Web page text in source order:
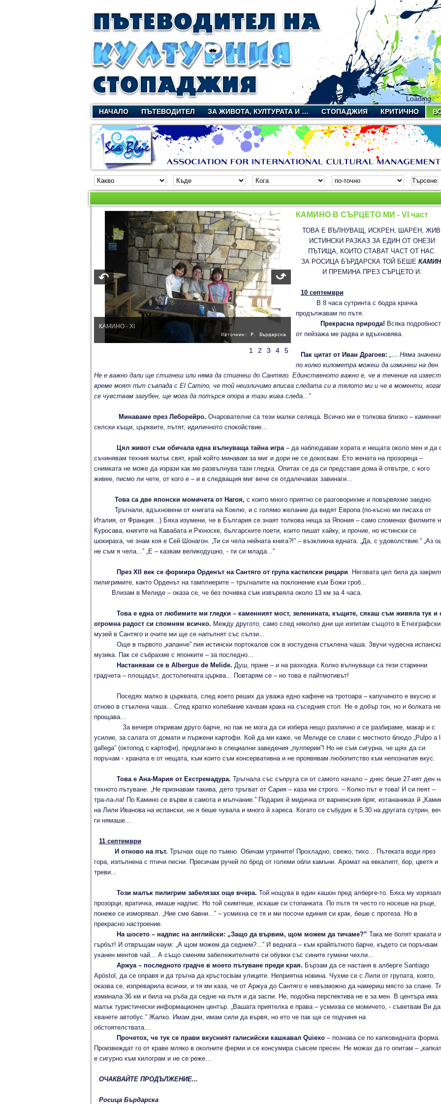
Loading
НАЧАЛО
ПЪТЕВОДИТЕЛ ЗА ЖИВОТА, КУЛТУРАТА И … СТОПАДЖИЯ КРИТИЧНО
КАМИНО - XI
Източник: Р. Бърдарска
1 2 3 4 5
КАМИНО В СЪРЦЕТО МИ - VI част
ТОВА Е ВЪЛНУВАЩ, ИСКРЕН, ШАРЕН, ЖИВ
ИСТИНСКИ РАЗКАЗ ЗА ЕДИН ОТ ОНЕЗИ
ПЪТИЩА, КОИТО СТАВАТ ЧАСТ ОТ НАС.
ЗА РОСИЦА БЪРДАРСКА ТОЙ БЕШЕ
И ПРЕМИНА ПРЕЗ СЪРЦЕТО И.
10 септември
В 8 часа сутринта с бодра крачка
продължавам по пътя.
Прекрасна природа! Всяка подробност
от пейзажа ме радва и вдъхновява.
Пак цитат от Иван Драгоев: „… Няма
по колко километра можеш да изминеш на ден.
Не е важно дали ще стигнеш или няма да стигнеш до Сантяго. Единственото важно е, че в течение на
време моят път съвпада с El Camino, че той неизличимо вписва следата си в тялото ми и че в моменти,
се чувствам загубен, ще мога да потърся опора в тази жива следа...”
Минаваме през Леборейро. Очарователни са тези малки селища. Всичко ми е толкова близко –
селски къщи, църквите, пътят, идиличното спокойствие...
Цял живот съм обичала една вълнуваща тайна игра– да наблюдавам хората и нещата около мен и да
съчинявам техния малък свят, край който минавам за миг и дори не се докосвам. Ето жената на прозореца –
снимката не може да изрази как ме развълнува тази гледка. Опитах се да си представя дома й отвътре, с кого
живее, писмо ли чете, от кого е – и в следващия миг вече се отдалечавах завинаги...
Това са две японски момичета от Нагоя, с които много приятно се разговорихме и повървяхме заедно.
Тръгнали, вдъхновени от книгата на Коелю, и с голямо желание да видят Европа (по-късно ми писаха от
Италия, от Франция...) Бяха изумени, че в България се знаят толкова неща за Япония – само споменах филмите
Куросава, книгите на Кавабата и Рюноске, българските поети, които пишат хайку, и прочие, но истински се
шокираха, че знам коя е Сей Шонагон. „Ти си чела нейната книга?!” – възкликна едната. „Да, с удоволствие.” „Аз
не съм я чела...” „Е – казвам великодушно, - ти си млада...”
През ХІІ век се формира Орденът на Сантяго от група кастилски рицари. Неговата цел била да
пилигримите, както Орденът на тамплиерите – тръгналите на поклонение към Божи гроб...
Влизам в Мелиде – оказа се, че без почивка съм извървяла около 13 км за 4 часа.
Това е една от любимите ми гледки – каменният мост, зеленината, къщите, сякаш съм живяла тук и
огромна радост си спомням всичко. Между другото, само след няколко дни ще изпитам същото в
музей в Сантяго и очите ми ще се напълнят със сълзи...
Още в първото „капанче” пия истински портокалов сок в изстудена стъклена чаша. Звучи чудесна
музика. Пак се събрахме с японките – за последно...
Настанявам се в Albergue de Melide. Душ, пране – и на разходка. Колко вълнуващи са тези старинни
градчета – площадът, достолепната църква... Повтарям се – но това е лайтмотивът!
Поседях малко в църквата, след което реших да уважа едно кафене на тротоара – капучиното е вкусно и
отново в стъклена чаша... След кратко колебание качвам крака на съседния стол. Не е добър тон, но и болката не
прощава...
За вечеря откривам друго барче, но пак не мога да си избера нещо различно и се разбираме, макар и с
усилие, за салата от домати и пържени картофи. Кой да ми каже, че Мелиде се слави с местното блюдо „Pulpo a
gallega” (октопод с картофи), предлагано в специални заведения „пулперии”! Но не съм сигурна, че щях да си
поръчам - храната е от нещата, към които съм консервативна и не проявявам любопитство към непознатия вкус.
Това е Ана-Мария от Екстремадура. Тръгнала със съпруга си от самото начало – днес беше 27-ият ден
тяхното пътуване. „Не признавам такива, дето тръгват от Сария – каза ми строго. – Колко път е това! И си пеят –
тра-ла-ла! По Камино се върви в самота и мълчание.” Подарих й мидичка от варненския бряг, изтананиках й
на Лили Иванова на испански, не я беше чувала и много й хареса. Когато се събудих в 5.30 на другата сутрин,
ги нямаше...
11 септември
И отново на път. Тръгнах още по тъмно. Обичам утрините! Прохладно, свежо, тихо... Пътеката води през
гора, изпълнена с птичи песни. Пресичам ручей по брод от големи обли камъни. Аромат на евкалипт, бор, цветя и
треви...
Този малък пилигрим забелязах още вчера. Той нощува в един кашон пред алберге-то. Бяха му
прозорци, вратичка, имаше надпис. Но той скимтеше, искаше си стопанката. По пътя тя често го носеше на ръце,
понеже се изморявал. „Ние сме бавни...” – усмихна се тя и ми посочи единия си крак, беше с протеза. Но в
прекрасно настроение.
На шосето – надпис на английски: „Защо да вървим, щом можем да тичаме?” Така ме болят краката и
гърбът! И отвръщам наум: „А щом можем да седнем?...” И веднага – към крайпътното барче, където си поръчвам
уханен ментов чай... А също сменям забележителните си обувки със сините гумени чехли...
Аржуа – последното градче в моето пътуване преди края. Бързам да се настаня в алберге Santiago
Apóstol, да се оправя и да тръгна да кръстосвам улиците. Неприятна новина. Чухме се с Лили от групата, която,
оказва се, изпреварила всички, и тя ми каза, че от Аржуа до Сантяго е невъзможно да намериш място за спане.
изминала 36 км и била на ръба да седне на пътя и да заспи. Не, подобна перспектива не е за мен. В центъра има
малък туристически информационен център. „Вашата приятелка е права – усмихва се момичето, - съветвам Ви да
хванете автобус.” Жалко. Имам дни, имам сили да вървя, но ето че пак ще се подчиня на
обстоятелствата...
Прочетох, че тук се прави вкусният галисийски кашкавал Quiexo– познава се по капковидната форма.
Произвеждат го от краве мляко в околните ферми и се консумира съвсем пресен. Не можах да го опитам –
е сигурно към килограм и не се реже...
ОЧАКВАЙТЕ ПРОДЪЛЖЕНИЕ...
Росица Бърдарска